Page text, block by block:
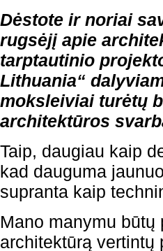
Dėstote ir noriai
rugsėjį apie
tarptautinio
Lithuania“
moksleiviai turėtų
architektūros
Taip, daugiau kaip
kad dauguma
supranta kaip
Mano manymu
architektūrą vertintų